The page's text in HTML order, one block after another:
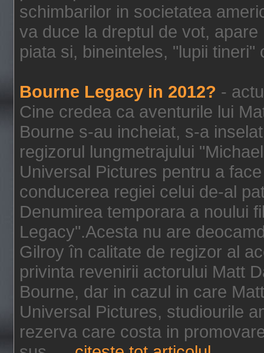
schimbarilor in societatea
va duce la dreptul de vot,
piata si, bineinteles, "lupii
Bourne Legacy in 2012? -
Cine credea ca aventurile lui
Bourne s-au incheiat, s-a
regizorul lungmetrajului
Universal Pictures pentru a
conducerea regiei celui de-al
Denumirea temporara a noului
Legacy".Acesta nu are
Gilroy în calitate de regizor al
privinta revenirii actorului Matt
Bourne, dar in cazul in care
Universal Pictures, studiourile
rezerva care costa in